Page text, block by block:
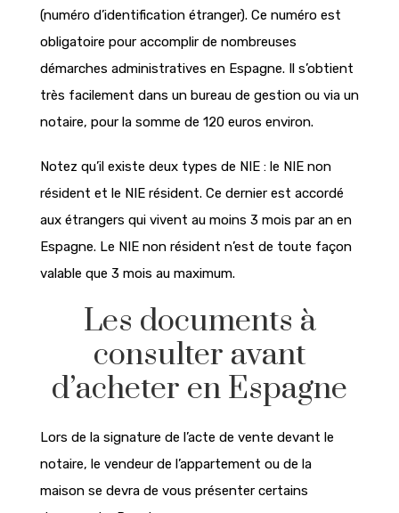
(numéro d’identification étranger). Ce numéro est
obligatoire pour accomplir de nombreuses
démarches administratives en Espagne. Il s’obtient
très facilement dans un bureau de gestion ou via un
notaire, pour la somme de 120 euros environ.
Notez qu’il existe deux types de NIE : le NIE non
résident et le NIE résident. Ce dernier est accordé
aux étrangers qui vivent au moins 3 mois par an en
Espagne. Le NIE non résident n’est de toute façon
valable que 3 mois au maximum.
Les documents à
consulter avant
d’acheter en Espagne
Lors de la signature de l’acte de vente devant le
notaire, le vendeur de l’appartement ou de la
maison se devra de vous présenter certains